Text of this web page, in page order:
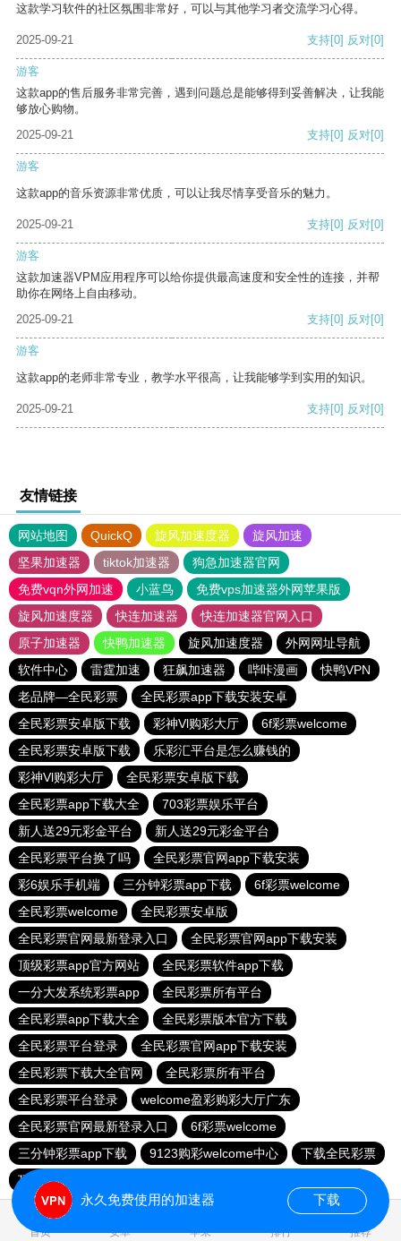
这款学习软件的社区氛围非常好，可以与其他学习者交流学习心得。
2025-09-21 支持[0] 反对[0]
游客
这款app的售后服务非常完善，遇到问题总是能够得到妥善解决，让我能
够放心购物。
2025-09-21
支持[0] 反对[0]
游客
这款app的音乐资源非常优质，可以让我尽情享受音乐的魅力。
2025-09-21 支持[0] 反对[0]
游客
这款加速器VPM应用程序可以给你提供最高速度和安全性的连接，并帮
助你在网络上自由移动。
2025-09-21
支持[0] 反对[0]
游客
这款app的老师非常专业，教学水平很高，让我能够学到实用的知识。
2025-09-21 支持[0] 反对[0]
友情链接
网站地图 QuickQ 旋风加速度器
旋风加速
坚果加速器
tiktok加速器
狗急加速器官网
免费vqn外网加速
小蓝鸟
免费vps加速器外网苹果版
旋风加速度器
快连加速器
快连加速器官网入口
原子加速器
快鸭加速器 旋风加速度器
外网网址导航
软件中心
雷霆加速 狂飙加速器 哔咔漫画
快鸭VPN
老品牌—全民彩票
全民彩票app下载安装安卓
全民彩票安卓版下载
彩神Vl购彩大厅
6f彩票welcome
全民彩票安卓版下载
乐彩汇平台是怎么赚钱的
彩神Vl购彩大厅
全民彩票安卓版下载
全民彩票app下载大全
703彩票娱乐平台
新人送29元彩金平台
新人送29元彩金平台
全民彩票平台换了吗
全民彩票官网app下载安装
彩6娱乐手机端
三分钟彩票app下载
6f彩票welcome
全民彩票welcome
全民彩票安卓版
全民彩票官网最新登录入口
全民彩票官网app下载安装
顶级彩票app官方网站
全民彩票软件app下载
一分大发系统彩票app
全民彩票所有平台
全民彩票app下载大全
全民彩票版本官方下载
全民彩票平台登录
全民彩票官网app下载安装
全民彩票下载大全官网
全民彩票所有平台
全民彩票平台登录
welcome盈彩购彩大厅广东
全民彩票官网最新登录入口
6f彩票welcome
三分钟彩票app下载
9123购彩welcome中心
下载全民彩票
顶级彩票app官方网站
首页 安卓 苹果 排行 推荐
永久免费使用的加速器 下载
0.023825s